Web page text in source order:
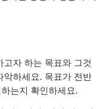
고자 하는 목표와 그것
악하세요. 목표가 전반
는지 확인하세요.